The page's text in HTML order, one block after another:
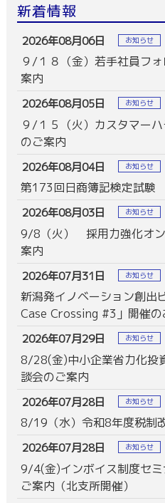
新着情報
2026年08月06日 お知らせ
９/１８（金）若手社員フ
案内
2026年08月05日 お知らせ
９/１５（火）カスタマー
のご案内
2026年08月04日 お知らせ
第173回日商簿記検定試験
2026年08月03日 お知らせ
9/8（火） 採用力強化オ
案内
2026年07月31日 お知らせ
新潟発イノベーション創
Case Crossing #3」開催の
2026年07月29日 お知らせ
8/28(金)中小企業省力化投
談会のご案内
2026年07月28日 お知らせ
8/19（水）令和8年度税制
2026年07月28日 お知らせ
9/4(金)インボイス制度セ
ご案内（北支所開催）